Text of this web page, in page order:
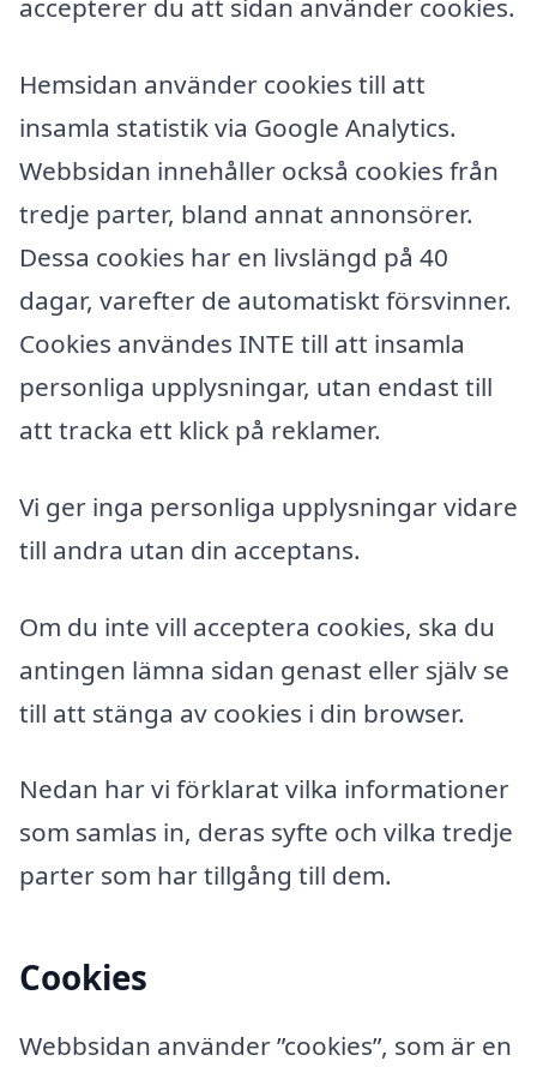
accepterer du att sidan använder cookies.
Hemsidan använder cookies till att
insamla statistik via Google Analytics.
Webbsidan innehåller också cookies från
tredje parter, bland annat annonsörer.
Dessa cookies har en livslängd på 40
dagar, varefter de automatiskt försvinner.
Cookies användes INTE till att insamla
personliga upplysningar, utan endast till
att tracka ett klick på reklamer.
Vi ger inga personliga upplysningar vidare
till andra utan din acceptans.
Om du inte vill acceptera cookies, ska du
antingen lämna sidan genast eller själv se
till att stänga av cookies i din browser.
Nedan har vi förklarat vilka informationer
som samlas in, deras syfte och vilka tredje
parter som har tillgång till dem.
Cookies
Webbsidan använder ”cookies”, som är en